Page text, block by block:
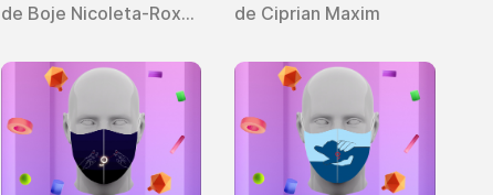
de Boje Nicoleta-Roxana
de Ciprian Maxim